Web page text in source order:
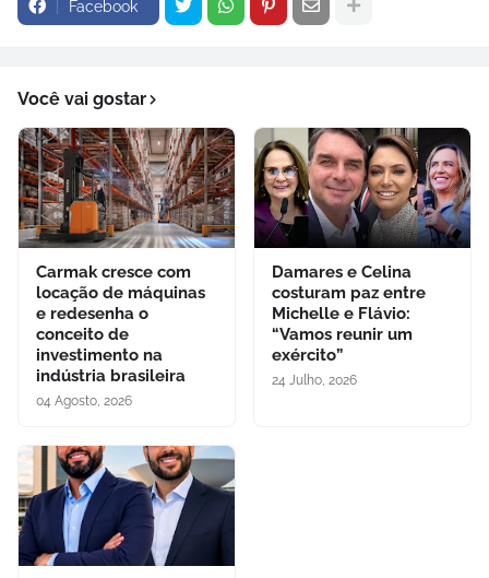
Facebook
Você vai gostar
Carmak cresce com
locação de máquinas
e redesenha o
conceito de
investimento na
indústria brasileira
04 Agosto, 2026
Damares e Celina
costuram paz entre
Michelle e Flávio:
“Vamos reunir um
exército”
24 Julho, 2026